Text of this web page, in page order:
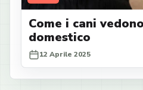
Come i cani
domestico
12 Aprile 2025